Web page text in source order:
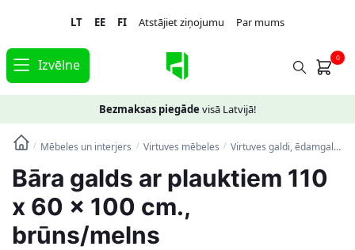
navigation
content
LT EE FI Atstājiet ziņojumu Par mums
Izvēlne 0
Bezmaksas piegāde visā Latvijā!
/ Mēbeles un interjers / Virtuves mēbeles / Virtuves galdi, ēdamgaldi
Bāra galds ar plauktiem 110
x 60 x 100 cm.,
brūns/melns